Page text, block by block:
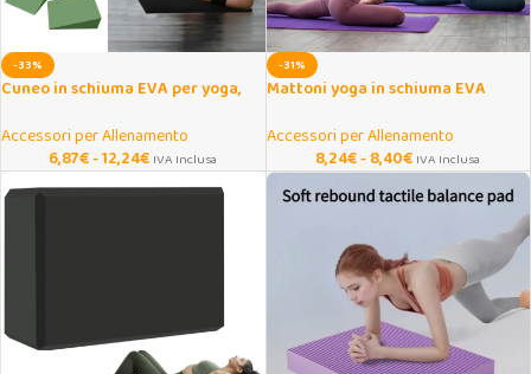
-33%
Cuneo in schiuma EVA per yoga,
Accessori per Allenamento
6,87€-12,24€ IVA Inclusa
-31%
Mattoni yoga in schiuma EVA
Accessori per Allenamento
8,24€-8,40€ IVA Inclusa